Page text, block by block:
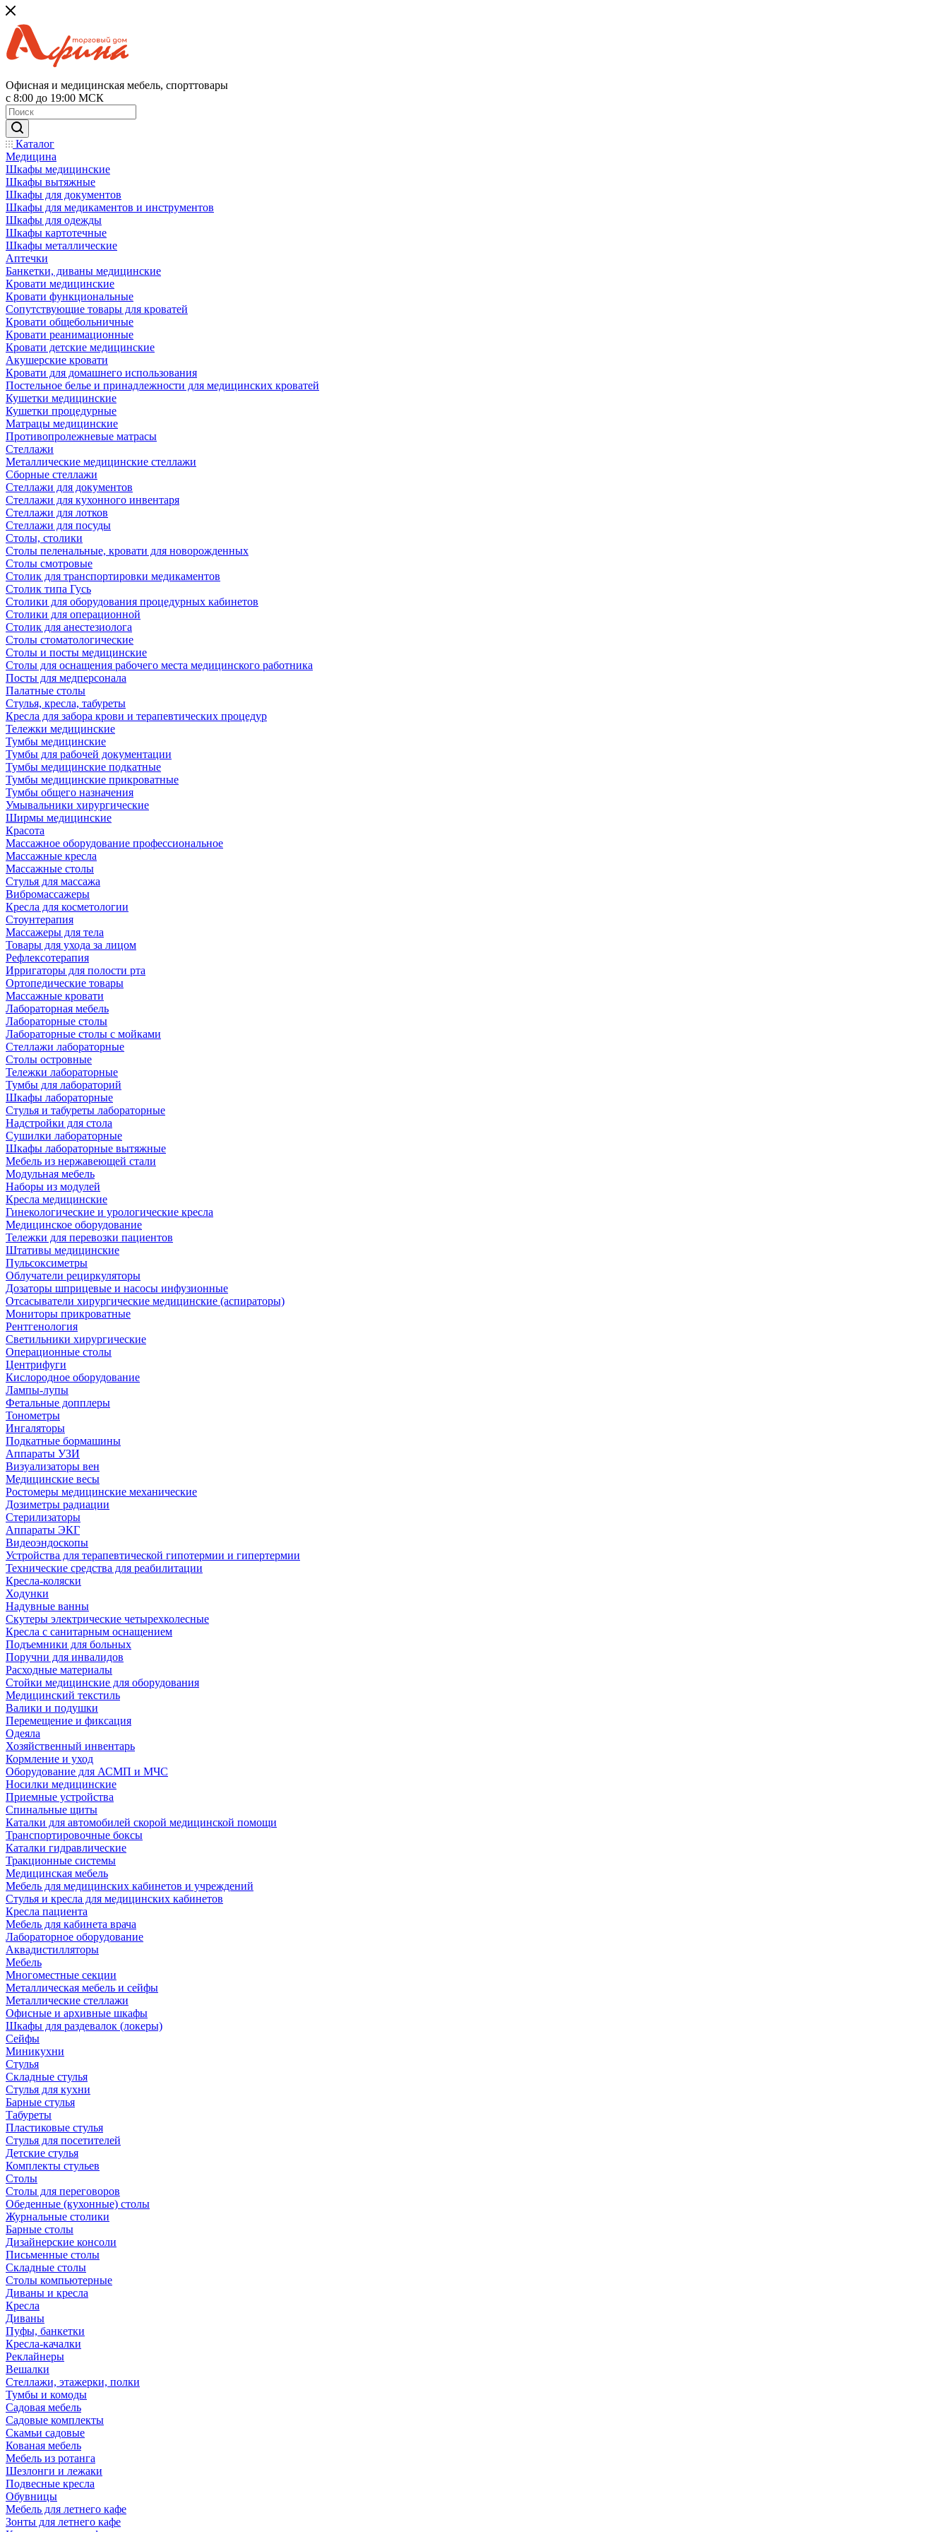
Офисная и медицинская мебель, спорттовары
с 8:00 до 19:00 МСК
Каталог
Медицина
Шкафы медицинские
Шкафы вытяжные
Шкафы для документов
Шкафы для медикаментов и инструментов
Шкафы для одежды
Шкафы картотечные
Шкафы металлические
Аптечки
Банкетки, диваны медицинские
Кровати медицинские
Кровати функциональные
Сопутствующие товары для кроватей
Кровати общебольничные
Кровати реанимационные
Кровати детские медицинские
Акушерские кровати
Кровати для домашнего использования
Постельное белье и принадлежности для медицинских кроватей
Кушетки медицинские
Кушетки процедурные
Матрацы медицинские
Противопролежневые матрасы
Стеллажи
Металлические медицинские стеллажи
Сборные стеллажи
Стеллажи для документов
Стеллажи для кухонного инвентаря
Стеллажи для лотков
Стеллажи для посуды
Столы, столики
Столы пеленальные, кровати для новорожденных
Столы смотровые
Столик для транспортировки медикаментов
Столик типа Гусь
Столики для оборудования процедурных кабинетов
Столики для операционной
Столик для анестезиолога
Столы стоматологические
Столы и посты медицинские
Столы для оснащения рабочего места медицинского работника
Посты для медперсонала
Палатные столы
Стулья, кресла, табуреты
Кресла для забора крови и терапевтических процедур
Тележки медицинские
Тумбы медицинские
Тумбы для рабочей документации
Тумбы медицинские подкатные
Тумбы медицинские прикроватные
Тумбы общего назначения
Умывальники хирургические
Ширмы медицинские
Красота
Массажное оборудование профессиональное
Массажные кресла
Массажные столы
Стулья для массажа
Вибромассажеры
Кресла для косметологии
Стоунтерапия
Массажеры для тела
Товары для ухода за лицом
Рефлексотерапия
Ирригаторы для полости рта
Ортопедические товары
Массажные кровати
Лабораторная мебель
Лабораторные столы
Лабораторные столы с мойками
Стеллажи лабораторные
Столы островные
Тележки лабораторные
Тумбы для лабораторий
Шкафы лабораторные
Стулья и табуреты лабораторные
Надстройки для стола
Сушилки лабораторные
Шкафы лабораторные вытяжные
Мебель из нержавеющей стали
Модульная мебель
Наборы из модулей
Кресла медицинские
Гинекологические и урологические кресла
Медицинское оборудование
Тележки для перевозки пациентов
Штативы медицинские
Пульсоксиметры
Облучатели рециркуляторы
Дозаторы шприцевые и насосы инфузионные
Отсасыватели хирургические медицинские (аспираторы)
Мониторы прикроватные
Рентгенология
Светильники хирургические
Операционные столы
Центрифуги
Кислородное оборудование
Лампы-лупы
Фетальные допплеры
Тонометры
Ингаляторы
Подкатные бормашины
Аппараты УЗИ
Визуализаторы вен
Медицинские весы
Ростомеры медицинские механические
Дозиметры радиации
Стерилизаторы
Аппараты ЭКГ
Видеоэндоскопы
Устройства для терапевтической гипотермии и гипертермии
Технические средства для реабилитации
Кресла-коляски
Ходунки
Надувные ванны
Скутеры электрические четырехколесные
Кресла с санитарным оснащением
Подъемники для больных
Поручни для инвалидов
Расходные материалы
Стойки медицинские для оборудования
Медицинский текстиль
Валики и подушки
Перемещение и фиксация
Одеяла
Хозяйственный инвентарь
Кормление и уход
Оборудование для АСМП и МЧС
Носилки медицинские
Приемные устройства
Спинальные щиты
Каталки для автомобилей скорой медицинской помощи
Транспортировочные боксы
Каталки гидравлические
Тракционные системы
Медицинская мебель
Мебель для медицинских кабинетов и учреждений
Стулья и кресла для медицинских кабинетов
Кресла пациента
Мебель для кабинета врача
Лабораторное оборудование
Аквадистилляторы
Мебель
Многоместные секции
Металлическая мебель и сейфы
Металлические стеллажи
Офисные и архивные шкафы
Шкафы для раздевалок (локеры)
Сейфы
Миникухни
Стулья
Складные стулья
Стулья для кухни
Барные стулья
Табуреты
Пластиковые стулья
Стулья для посетителей
Детские стулья
Комплекты стульев
Столы
Столы для переговоров
Обеденные (кухонные) столы
Журнальные столики
Барные столы
Дизайнерские консоли
Письменные столы
Складные столы
Столы компьютерные
Диваны и кресла
Кресла
Диваны
Пуфы, банкетки
Кресла-качалки
Реклайнеры
Вешалки
Стеллажи, этажерки, полки
Тумбы и комоды
Садовая мебель
Садовые комплекты
Скамьи садовые
Кованая мебель
Мебель из ротанга
Шезлонги и лежаки
Подвесные кресла
Обувницы
Мебель для летнего кафе
Зонты для летнего кафе